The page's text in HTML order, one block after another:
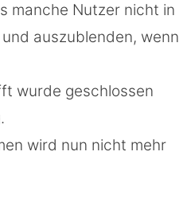
manche Nutzer nicht in
auszublenden, wenn
wurde geschlossen
wird nun nicht mehr